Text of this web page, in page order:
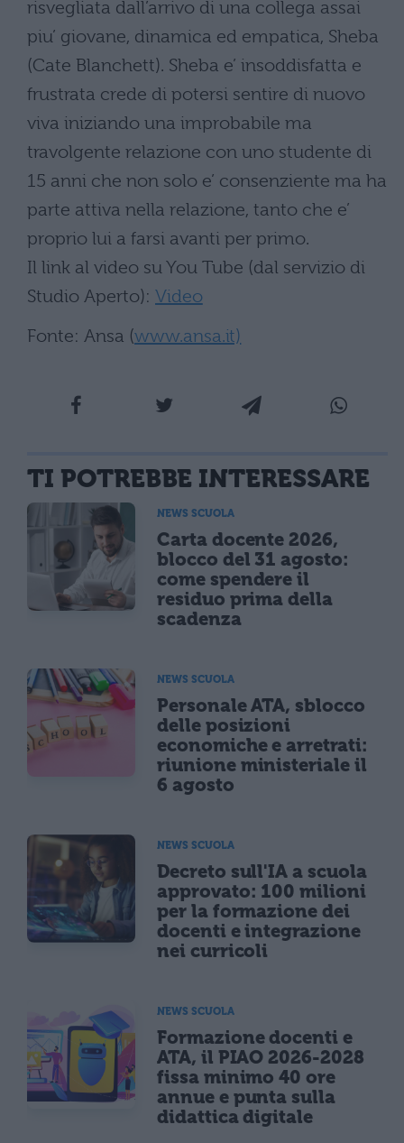
risvegliata dall’arrivo di una collega assai
piu’ giovane, dinamica ed empatica, Sheba
(Cate Blanchett). Sheba e’ insoddisfatta e
frustrata crede di potersi sentire di nuovo
viva iniziando una improbabile ma
travolgente relazione con uno studente di
15 anni che non solo e’ consenziente ma ha
parte attiva nella relazione, tanto che e’
proprio lui a farsi avanti per primo.
Il link al video su You Tube (dal servizio di
Studio Aperto): Video
Fonte: Ansa (www.ansa.it)
TI POTREBBE INTERESSARE
NEWS SCUOLA
Carta docente 2026,
blocco del 31 agosto:
come spendere il
residuo prima della
scadenza
NEWS SCUOLA
Personale ATA, sblocco
delle posizioni
economiche e arretrati:
riunione ministeriale il
6 agosto
NEWS SCUOLA
Decreto sull'IA a scuola
approvato: 100 milioni
per la formazione dei
docenti e integrazione
nei curricoli
NEWS SCUOLA
Formazione docenti e
ATA, il PIAO 2026-2028
fissa minimo 40 ore
annue e punta sulla
didattica digitale